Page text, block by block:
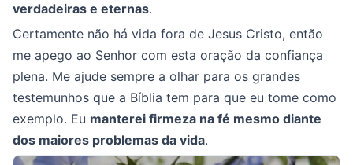
verdadeiras e eternas.
Certamente não há vida fora de Jesus Cristo, então
me apego ao Senhor com esta oração da confiança
plena. Me ajude sempre a olhar para os grandes
testemunhos que a Bíblia tem para que eu tome como
exemplo. Eu manterei firmeza na fé mesmo diante
dos maiores problemas da vida.